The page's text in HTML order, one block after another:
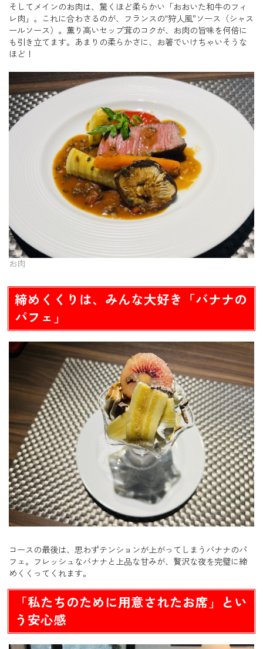
そしてメインのお肉は、驚くほど柔らかい「おおいた和牛のフィ
レ肉」。これに合わさるのが、フランスの“狩人風”ソース（シャス
ールソース）。薫り高いセップ茸のコクが、お肉の旨味を何倍に
も引き立てます。あまりの柔らかさに、お箸でいけちゃいそうな
ほど！
お肉
締めくくりは、みんな大好き「バナナの
パフェ」
コースの最後は、思わずテンションが上がってしまうバナナのパ
フェ。フレッシュなバナナと上品な甘みが、贅沢な夜を完璧に締
めくくってくれます。
「私たちのために用意されたお席」とい
う安心感